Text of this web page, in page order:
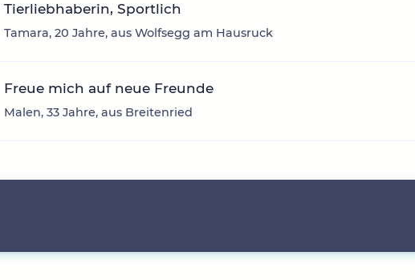
Tierliebhaberin, Sportlich
Tamara, 20 Jahre, aus Wolfsegg am Hausruck
Freue mich auf neue Freunde
Malen, 33 Jahre, aus Breitenried